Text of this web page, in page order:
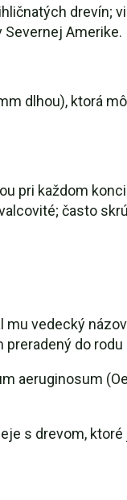
drevín;
Severnej Amerike.
dlhou), ktorá
pri každom
často
mu vedecký
preradený do
aeruginosum
s drevom,